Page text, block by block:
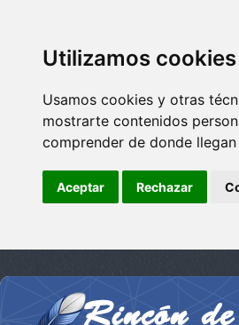
Utilizamos cookies
Usamos cookies y otras
mostrarte contenidos
comprender de donde
Aceptar Rechazar